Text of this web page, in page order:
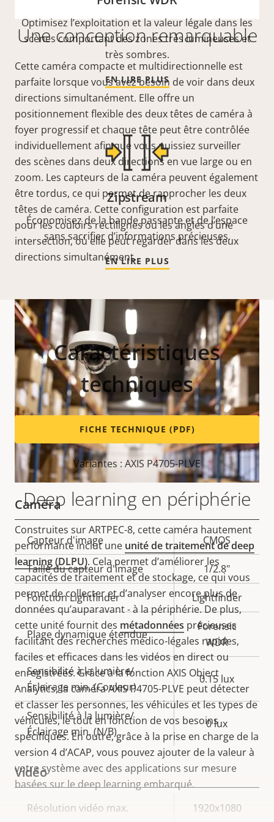
Une conception remarquable
Cette caméra compacte et multidirectionnelle est
parfaite lorsque vous avez besoin de voir dans deux
directions simultanément. Elle offre un
positionnement flexible des deux têtes de caméra à
foyer progressif et chaque tête peut être contrôlée
individuellement afin que vous puissiez surveiller
des scènes dans deux directions en vue large ou en
zoom. Les capteurs de la caméra peuvent également
être tordus, ce qui permet de rapprocher les deux
têtes de caméra. Cette configuration est parfaite
pour les couloirs rectilignes ou les angles d’une
intersection, où elle peut regarder dans les deux
directions simultanément.
Deep learning en périphérie
Construites sur ARTPEC-8, cette caméra hautement
performante inclut une unité de traitement de deep
learning (DLPU). Cela permet d’améliorer les
capacités de traitement et de stockage, ce qui vous
permet de collecter et d’analyser encore plus de
données qu’auparavant - à la périphérie. De plus,
cette unité fournit des métadonnées précieuses
facilitant des recherches médico-légales rapides,
faciles et efficaces dans les vidéos en direct ou
enregistrées. Grâce à la fonction AXIS Object
Analytics, la caméra AXIS P4705-PLVE peut détecter
et classer les personnes, les véhicules et les types de
véhicules, le tout en fonction de vos besoins
spécifiques. En outre, grâce à la prise en charge de la
version 4 d’ACAP, vous pouvez ajouter de la valeur à
votre système avec des applications sur mesure
basées sur le deep learning embarqué.
Optimisez l’exploitation et la valeur légale dans les
scènes comportant des zones très lumineuses et
très sombres.
EN LIRE PLUS
Zipstream
Économisez de la bande passante et de l’espace
sans sacrifier d’informations précieuses.
EN LIRE PLUS
Caractéristiques
techniques
FICHE TECHNIQUE (PDF)
Variantes : AXIS P4705-PLVE
Caméra
Description
de la
propriété
Valeur de
la
propriété
Capteur d'image CMOS
Taille du capteur d'image 1/2.8"
Fonction Lightfinder Lightfinder
Plage dynamique étendue
Forensic
WDR
Sensibilité à la lumière/
Éclairage min. (Couleur)
0.15 lux
Sensibilité à la lumière/
Éclairage min. (N/B)
0 lux
Vidéo
Description
Valeur de
Résolution vidéo max. 1920x1080